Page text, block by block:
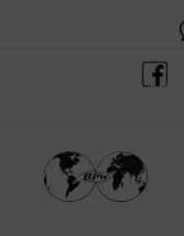
BPW
Austria